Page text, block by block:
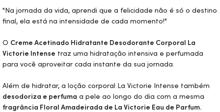
"Na jornada da vida, aprendi que a felicidade não é só o destino
final, ela está na intensidade de cada momento!"
O Creme Acetinado Hidratante Desodorante Corporal La
Victorie Intense traz uma hidratação intensiva e perfumada
para você aproveitar cada instante da sua jornada.
Além de hidratar, a loção corporal La Victorie Intense também
desodoriza e perfuma a pele ao longo do dia com a mesma
fragrância Floral Amadeirada de La Victorie Eau de Parfum.